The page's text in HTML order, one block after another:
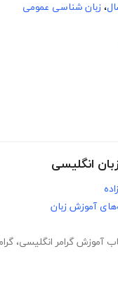
، زبان شناسی عمومی
انگلیسی
آموزش زبان
آموزش گرامر انگلیسی،